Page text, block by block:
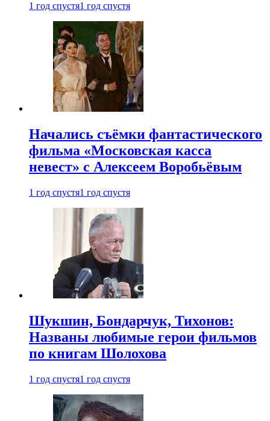
1 год спустя1 год спустя
Начались съёмки фантастического
фильма «Московская касса
невест» с Алексеем Воробьёвым
1 год спустя1 год спустя
Шукшин, Бондарчук, Тихонов:
Названы любимые герои фильмов
по книгам Шолохова
1 год спустя1 год спустя